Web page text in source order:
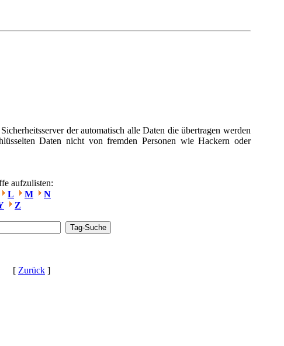
der automatisch alle Daten die übertragen werden
Daten nicht von fremden Personen wie Hackern oder
aufzulisten:
L M
N
Z
[ Zurück ]